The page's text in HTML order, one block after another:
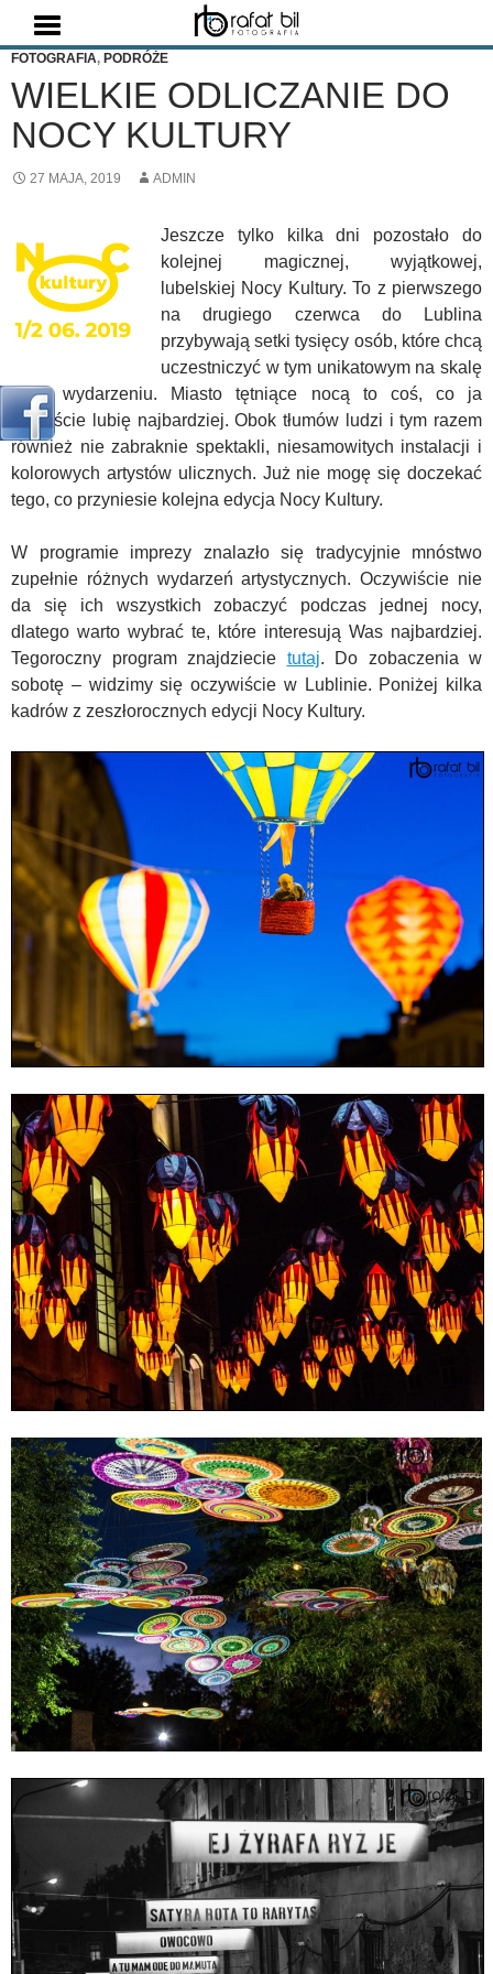
FOTOGRAFIA, PODRÓŻE
WIELKIE ODLICZANIE DO
NOCY KULTURY
27 MAJA, 2019 ADMIN
Jeszcze tylko kilka dni pozostało do
kolejnej magicznej, wyjątkowej,
lubelskiej Nocy Kultury. To z pierwszego
na drugiego czerwca do Lublina
przybywają setki tysięcy osób, które chcą
uczestniczyć w tym unikatowym na skalę
kraju wydarzeniu. Miasto tętniące nocą to coś, co ja
osobiście lubię najbardziej. Obok tłumów ludzi i tym razem
również nie zabraknie spektakli, niesamowitych instalacji i
kolorowych artystów ulicznych. Już nie mogę się doczekać
tego, co przyniesie kolejna edycja Nocy Kultury.
W programie imprezy znalazło się tradycyjnie mnóstwo
zupełnie różnych wydarzeń artystycznych. Oczywiście nie
da się ich wszystkich zobaczyć podczas jednej nocy,
dlatego warto wybrać te, które interesują Was najbardziej.
Tegoroczny program znajdziecie tutaj. Do zobaczenia w
sobotę – widzimy się oczywiście w Lublinie. Poniżej kilka
kadrów z zeszłorocznych edycji Nocy Kultury.